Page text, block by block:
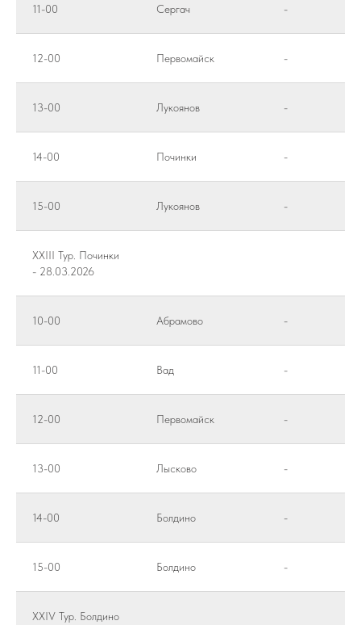
11-00 Сергач -
12-00 Первомайск -
13-00 Лукоянов -
14-00 Починки -
15-00 Лукоянов -
XXIII Тур. Починки
- 28.03.2026
10-00 Абрамово -
11-00 Вад -
12-00 Первомайск -
13-00 Лысково -
14-00 Болдино -
15-00 Болдино -
XXIV Тур. Болдино